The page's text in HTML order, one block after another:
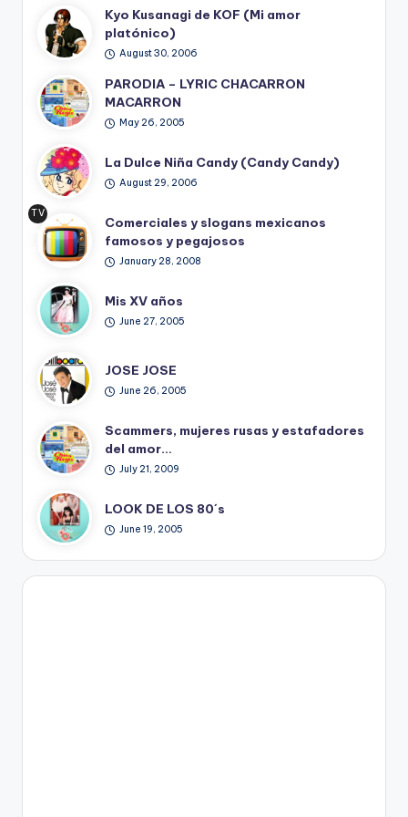
Kyo Kusanagi de KOF (Mi amor
platónico)
August 30, 2006
PARODIA – LYRIC CHACARRON
MACARRON
May 26, 2005
La Dulce Niña Candy (Candy Candy)
August 29, 2006
TV
Ret
ro
Comerciales y slogans mexicanos
famosos y pegajosos
January 28, 2008
Mis XV años
June 27, 2005
JOSE JOSE
June 26, 2005
Scammers, mujeres rusas y estafadores
del amor…
July 21, 2009
LOOK DE LOS 80´s
June 19, 2005